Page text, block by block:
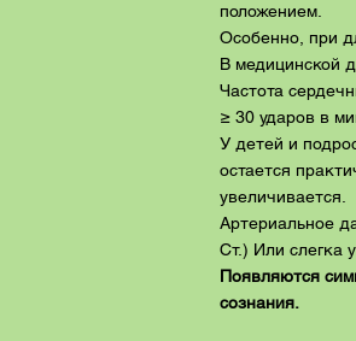
положением.
Особенно, при
В медицинской
Частота
≥ 30 ударов в
У детей и
остается
увеличивается.
Артериальное
Ст.) Или слегка
Появляются
сознания.